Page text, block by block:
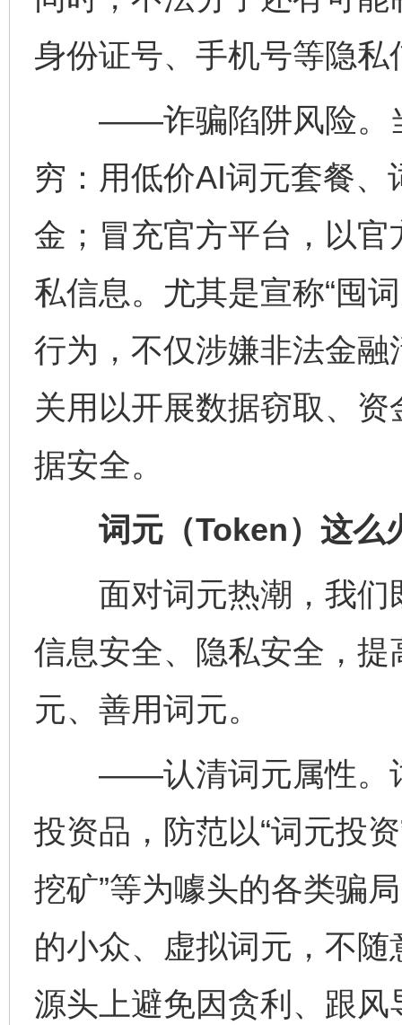
身份证号、手机号等隐私
——诈骗陷阱风险。当
穷：用低价AI词元套餐
金；冒充官方平台，以
私信息。尤其是宣称“囤
行为，不仅涉嫌非法金
关用以开展数据窃取、
据安全。
词元（Token）这么
面对词元热潮，我们
信息安全、隐私安全，
元、善用词元。
——认清词元属性。词
投资品，防范以“词元投资
挖矿”等为噱头的各类骗
的小众、虚拟词元，不
源头上避免因贪利、跟